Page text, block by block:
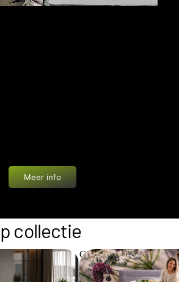
Meer info
collectie
Cinderella Collection